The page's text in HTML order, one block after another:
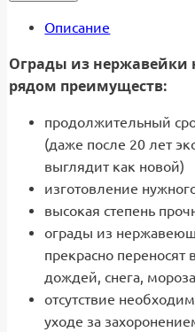
Описание
Ограды из нержавейки
рядом преимуществ:
продолжительный
(даже после 20 лет
выглядит как новой)
изготовление
высокая степень
ограды из
прекрасно
дождей, снега,
отсутствие
уходе за